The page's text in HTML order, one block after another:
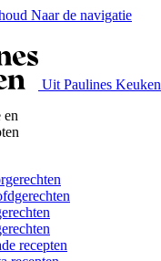
Naar de navigatie
Uit Paulines Keuken
en
recepten